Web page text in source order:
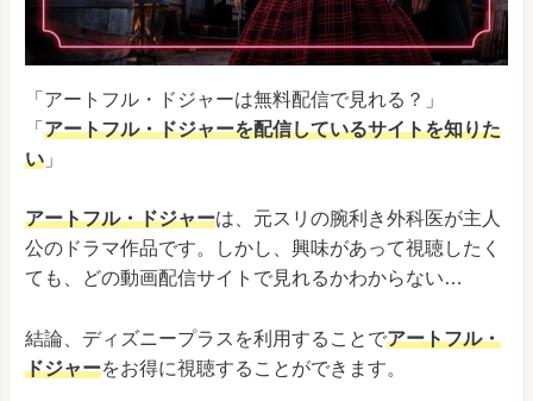
「アートフル・ドジャーは無料配信で見れる？」
「 アートフル・ドジャーを配信しているサイトを知りた
い 」
アートフル・ドジャーは、元スリの腕利き外科医が主人
公のドラマ作品です。しかし、興味があって視聴したく
ても、どの動画配信サイトで見れるかわからない…
結論、ディズニープラスを利用することでアートフル・
ドジャーをお得に視聴することができます。